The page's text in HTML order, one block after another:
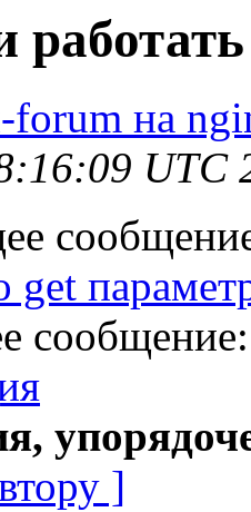
forum на
UTC
get
]